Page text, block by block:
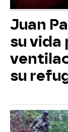
Juan
su vida
su